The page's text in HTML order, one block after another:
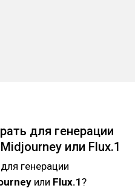
для генерации
или Flux.1
генерации
или Flux.1?